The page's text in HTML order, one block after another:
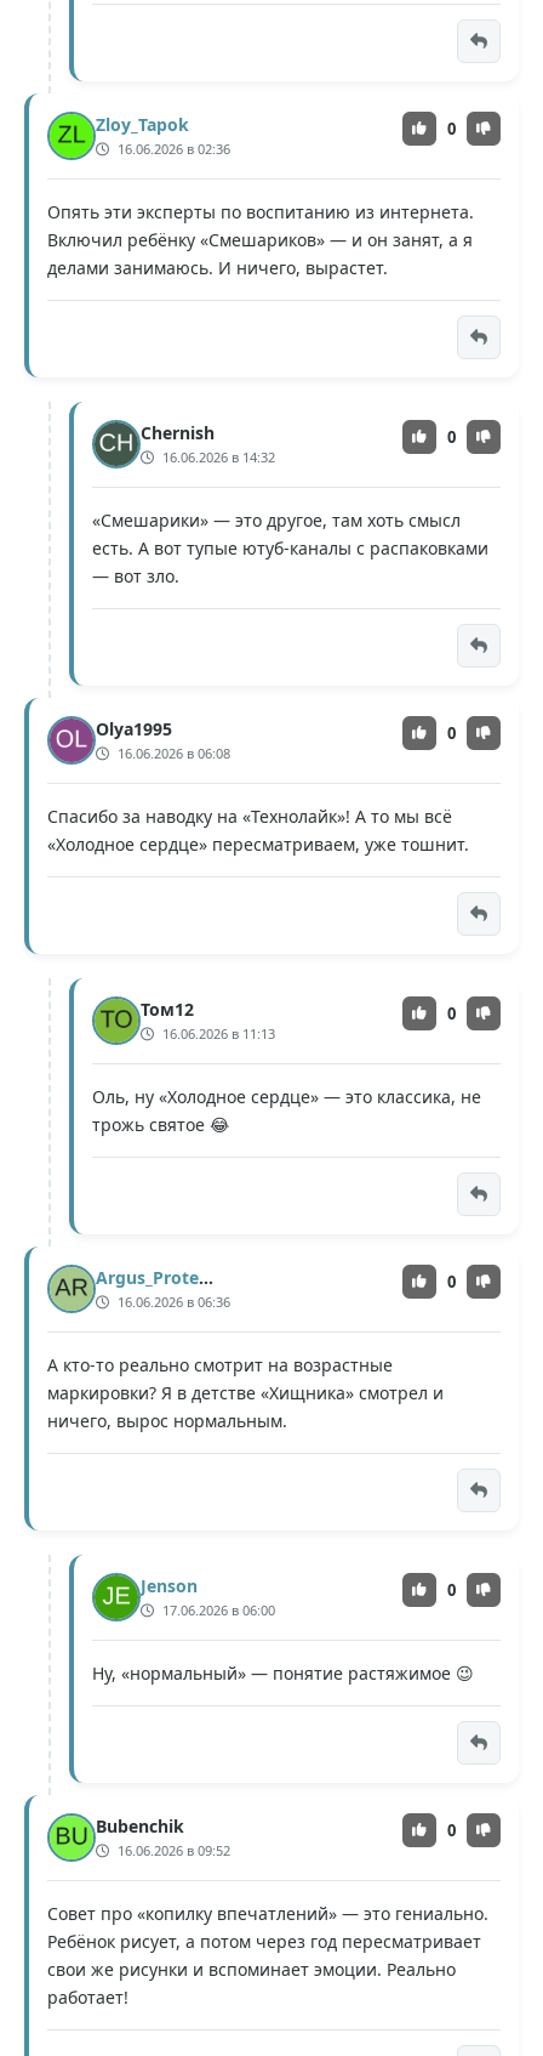
Zloy_Tapok
16.06.2026 в 02:36
0
Опять эти эксперты по воспитанию из интернета.
Включил ребёнку «Смешариков» — и он занят, а я
делами занимаюсь. И ничего, вырастет.
Chernish
16.06.2026 в 14:32
0
«Смешарики» — это другое, там хоть смысл
есть. А вот тупые ютуб-каналы с распаковками
— вот зло.
Olya1995
16.06.2026 в 06:08
0
Спасибо за наводку на «Технолайк»! А то мы всё
«Холодное сердце» пересматриваем, уже тошнит.
Том12
16.06.2026 в 11:13
0
Оль, ну «Холодное сердце» — это классика, не
трожь святое 😂
Argus_Protector
16.06.2026 в 06:36
0
А кто-то реально смотрит на возрастные
маркировки? Я в детстве «Хищника» смотрел и
ничего, вырос нормальным.
Jenson
17.06.2026 в 06:00
0
Ну, «нормальный» — понятие растяжимое 😉
Bubenchik
16.06.2026 в 09:52
0
Совет про «копилку впечатлений» — это гениально.
Ребёнок рисует, а потом через год пересматривает
свои же рисунки и вспоминает эмоции. Реально
работает!